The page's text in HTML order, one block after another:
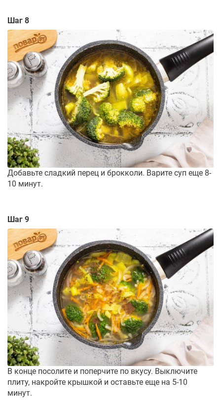
Шаг 8
Добавьте сладкий перец и брокколи. Варите суп еще 8-
10 минут.
Шаг 9
В конце посолите и поперчите по вкусу. Выключите
плиту, накройте крышкой и оставьте еще на 5-10
минут.